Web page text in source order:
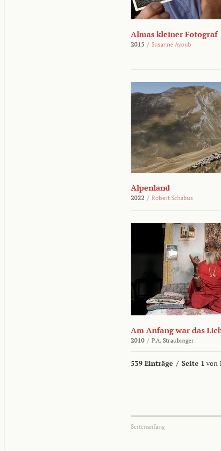
Almas kleiner Fotograf
2015 / Susanne Ayoub
Alpenland
2022 / Robert Schabus
Am Anfang war das
2010 / P.A. Straubinger
539 Einträge / Seite 1 von
Seitenanfang